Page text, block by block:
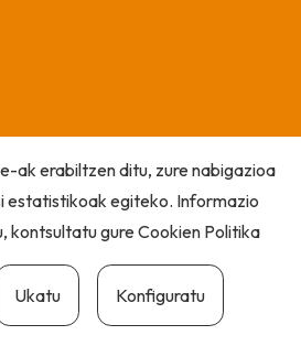
ak erabiltzen ditu, zure nabigazioa
estatistikoak egiteko. Informazio
kontsultatu gureCookien Politika
Ukatu Konfiguratu